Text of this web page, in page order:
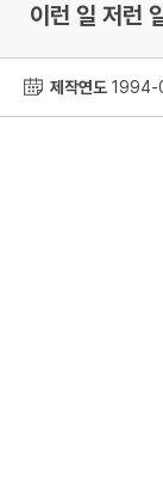
이런 일 저런
제작연도 1994-